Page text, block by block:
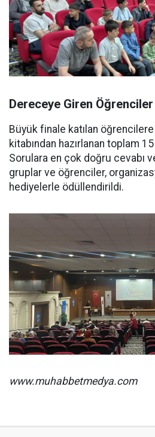
Dereceye Giren
Büyük finale katılan
kitabından hazırlanan toplam
Sorulara en çok doğru cevabı
gruplar ve öğrenciler,
hediyelerle ödüllendirildi.
www.muhabbetmedya.com